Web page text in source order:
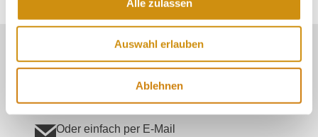
Alle zulassen
Auswahl erlauben
Ablehnen
Unser Servicekontakt:
Sie benötigen weitere Informationen? Wir helfen
06132/710 009 200
Oder einfach per E-Mail